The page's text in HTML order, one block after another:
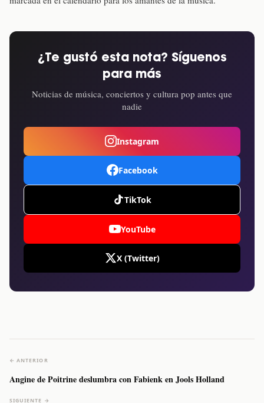
¿Te gustó esta nota? Síguenos
para más
Noticias de música, conciertos y cultura pop antes que
nadie
Instagram
Facebook
TikTok
YouTube
X (Twitter)
← ANTERIOR
Angine de Poitrine deslumbra con Fabienk en Jools Holland
SIGUIENTE →